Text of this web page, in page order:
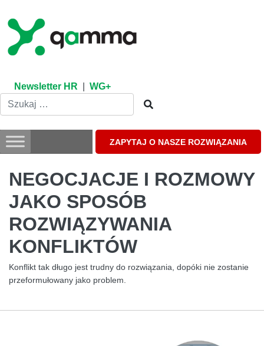
content
Newsletter HR WG+
ZAPYTAJ O NASZE ROZWIĄZANIA
NEGOCJACJE I ROZMOWY
JAKO SPOSÓB
ROZWIĄZYWANIA
KONFLIKTÓW
Konflikt tak długo jest trudny do rozwiązania, dopóki nie zostanie
przeformułowany jako problem.